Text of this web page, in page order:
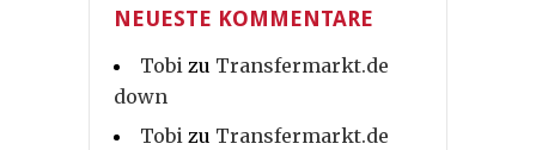
NEUESTE KOMMENTARE
Tobi zu Transfermarkt.de
down
Tobi zu Transfermarkt.de